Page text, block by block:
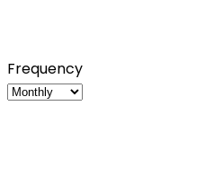
Frequency